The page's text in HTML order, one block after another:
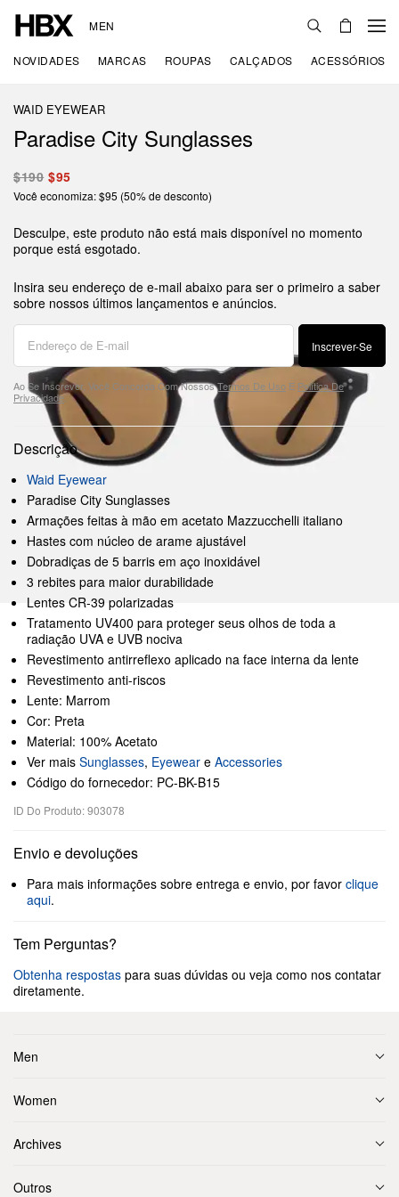
MEN
NOVIDADES MARCAS ROUPAS CALÇADOS ACESSÓRIOS
WAID EYEWEAR
Paradise City Sunglasses
$190 $95
Você economiza: $95 (50% de desconto)
Desculpe, este produto não está mais disponível no momento
porque está esgotado.
Insira seu endereço de e-mail abaixo para ser o primeiro a saber
sobre nossos últimos lançamentos e anúncios.
Inscrever-Se
Ao Se Inscrever, Você Concorda Com NossosTermos De Uso E Política De
Privacidade.
Descrição
Waid Eyewear
Paradise City Sunglasses
Armações feitas à mão em acetato Mazzucchelli italiano
Hastes com núcleo de arame ajustável
Dobradiças de 5 barris em aço inoxidável
3 rebites para maior durabilidade
Lentes CR-39 polarizadas
Tratamento UV400 para proteger seus olhos de toda a
radiação UVA e UVB nociva
Revestimento antirreflexo aplicado na face interna da lente
Revestimento anti-riscos
Lente: Marrom
Cor: Preta
Material: 100% Acetato
Ver mais Sunglasses, Eyewear e Accessories
Código do fornecedor: PC-BK-B15
ID Do Produto: 903078
Envio e devoluções
Para mais informações sobre entrega e envio, por favor clique
aqui.
Tem Perguntas?
Obtenha respostas para suas dúvidas ou veja como nos contatar
diretamente.
Men
Women
Archives
Outros